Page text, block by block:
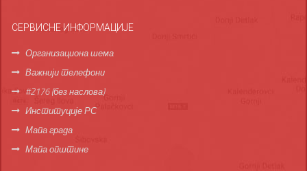
СЕРВИСНЕ ИНФОРМАЦИЈЕ
Организациона шема
Важнији телефони
#2176 (без наслова)
Институције РС
Мапа града
Мапа општине